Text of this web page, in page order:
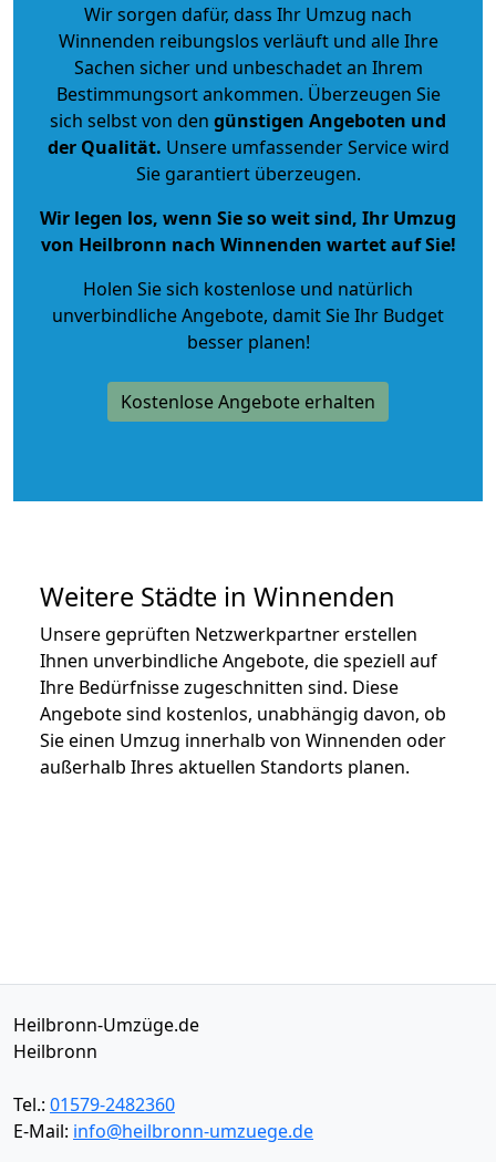
Wir sorgen dafür, dass Ihr Umzug nach
Winnenden reibungslos verläuft und alle Ihre
Sachen sicher und unbeschadet an Ihrem
Bestimmungsort ankommen. Überzeugen Sie
sich selbst von den günstigen Angeboten und
der Qualität. Unsere umfassender Service wird
Sie garantiert überzeugen.
Wir legen los, wenn Sie so weit sind, Ihr Umzug
von Heilbronn nach Winnenden wartet auf Sie!
Holen Sie sich kostenlose und natürlich
unverbindliche Angebote, damit Sie Ihr Budget
besser planen!
Kostenlose Angebote erhalten
Weitere Städte in Winnenden
Unsere geprüften Netzwerkpartner erstellen
Ihnen unverbindliche Angebote, die speziell auf
Ihre Bedürfnisse zugeschnitten sind. Diese
Angebote sind kostenlos, unabhängig davon, ob
Sie einen Umzug innerhalb von Winnenden oder
außerhalb Ihres aktuellen Standorts planen.
Heilbronn-Umzüge.de
Heilbronn
Tel.: 01579-2482360
E-Mail: info@heilbronn-umzuege.de